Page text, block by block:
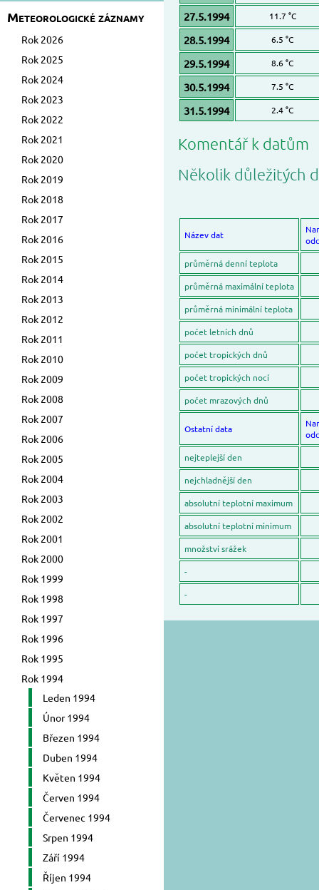
Meteorologické záznamy
Rok 2026
Rok 2025
Rok 2024
Rok 2023
Rok 2022
Rok 2021
Rok 2020
Rok 2019
Rok 2018
Rok 2017
Rok 2016
Rok 2015
Rok 2014
Rok 2013
Rok 2012
Rok 2011
Rok 2010
Rok 2009
Rok 2008
Rok 2007
Rok 2006
Rok 2005
Rok 2004
Rok 2003
Rok 2002
Rok 2001
Rok 2000
Rok 1999
Rok 1998
Rok 1997
Rok 1996
Rok 1995
Rok 1994
Leden 1994
Únor 1994
Březen 1994
Duben 1994
Květen 1994
Červen 1994
Červenec 1994
Srpen 1994
Září 1994
Říjen 1994
27.5.1994 11.7 °C
28.5.1994 6.5 °C
29.5.1994 8.6 °C
30.5.1994 7.5 °C
31.5.1994 2.4 °C
Komentář k datům
Několik důležitých
Název dat
průměrná denní teplota
průměrná maximální teplota
průměrná minimální teplota
počet letních dnů
počet tropických dnů
počet tropických nocí
počet mrazových dnů
Ostatní data
nejteplejší den
nejchladnější den
absolutní teplotní maximum
absolutní teplotní minimum
množství srážek
-
-